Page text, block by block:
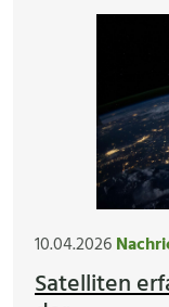
10.04.2026
Satelliten